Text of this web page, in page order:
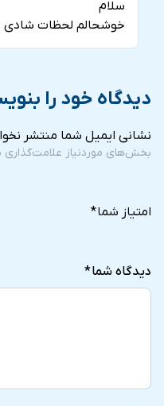
سلام
خوشحالم لحظات شادی
دیدگاه خود را
نشانی ایمیل شما منتشر
بخش‌های موردنیاز علامت‌گذاری
امتیاز شما*
دیدگاه شما*